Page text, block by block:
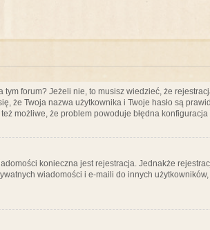
forum? Jeżeli nie, to musisz wiedzieć, że
że Twoja nazwa użytkownika i Twoje hasło są
możliwe, że problem powoduje błędna konfiguracja
konieczna jest rejestracja. Jednakże
wiadomości i e-maili do innych